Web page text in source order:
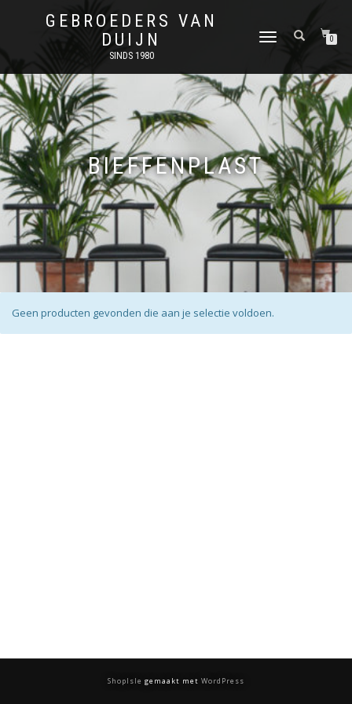
GEBROEDERS VAN
DUIJN
SINDS 1980
SCHAKEL
0
BIEFFENPLAST
Geen producten gevonden die aan je selectie voldoen.
ShopIsle gemaakt met WordPress